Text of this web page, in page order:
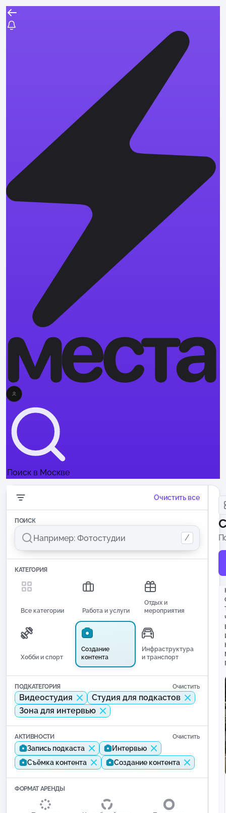
Поиск в Москве
Очистить все
ПОИСК
/
КАТЕГОРИЯ
Все категории Работа и услуги
Отдых и
мероприятия
Хобби и спорт
Создание
контента
Инфраструктура
и транспорт
ПОДКАТЕГОРИЯ Очистить
Видеостудия
Студия для подкастов
Зона для интервью
АКТИВНОСТИ Очистить
Запись подкаста
Интервью
Съёмка контента
Создание контента
ФОРМАТ АРЕНДЫ